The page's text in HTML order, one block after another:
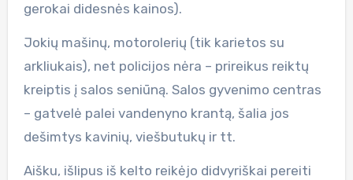
gerokai didesnės kainos).
Jokių mašinų, motorolerių (tik karietos su
arkliukais), net policijos nėra – prireikus reiktų
kreiptis į salos seniūną. Salos gyvenimo centras
– gatvelė palei vandenyno krantą, šalia jos
dešimtys kavinių, viešbutukų ir tt.
Aišku, išlipus iš kelto reikėjo didvyriškai pereiti